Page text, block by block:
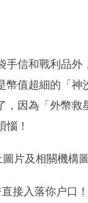
手信和戰利品
幣值超細的「
，因為「外幣
惱！
片及相關機構
接入落你户口！